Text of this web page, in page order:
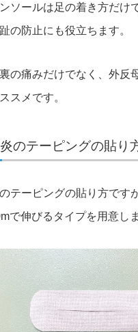
ソールは足の着き方だけ
の防止にも役立ちます。
の痛みだけでなく、外反
スメです。
のテーピングの貼り
テーピングの貼り方です
で伸びるタイプを用意しま